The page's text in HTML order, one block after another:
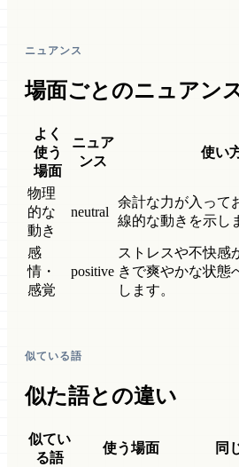
ニュアンス
場面ごとのニュアン
よく
使う
場面
ニュア
ンス
使い
物理
的な
動き
neutral
余計な力が入って
線的な動きを示し
感
情・
感覚
positive
ストレスや不快感
きで爽やかな状態
します。
似ている語
似た語との違い
似てい
る語
使う場面 同